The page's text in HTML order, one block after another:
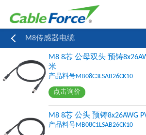
M8传感器电缆
M8 8芯 公母双头 预铸
米
产品料号MB08C3LSAB26CK10
点击询价
M8 8芯 公头 预铸8x26AWG
产品料号MB08C1LSAB26CK10